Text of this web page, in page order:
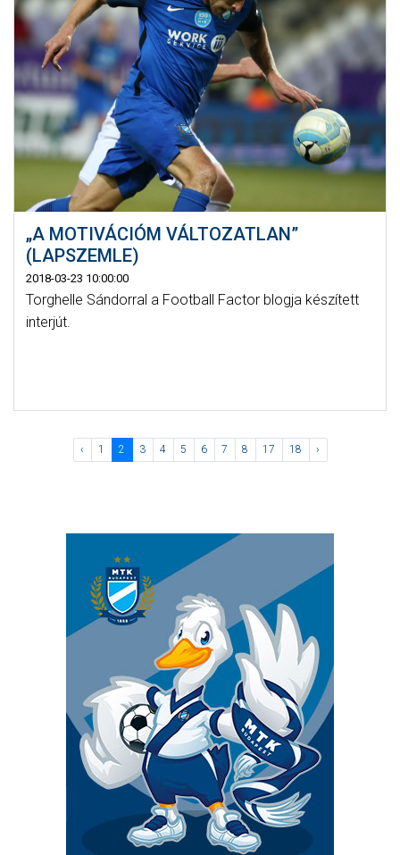
„A MOTIVÁCIÓM VÁLTOZATLAN”
(LAPSZEMLE)
2018-03-23 10:00:00
Torghelle Sándorral a Football Factor blogja készített
interjút.
‹ 1 2 3 4 5 6 7 8 17 18 ›